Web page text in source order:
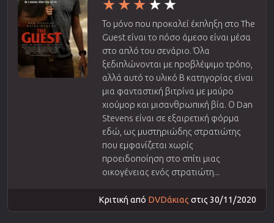
Το μόνο που προκαλεί έκπληξη στο The
Guest είναι το πόσο άμεσο είναι μέσα
στο απλό του σενάριο. Όλα
ξεδιπλώνονται με προβλέψιμο τρόπο,
αλλά αυτό το υλικό Β κατηγορίας είναι
μια φανταστική βιτρίνα με μαύρο
χιούμορ και μισανθρωπική βία. Ο Dan
Stevens είναι σε εξαιρετική φόρμα
εδώ, ως μυστηριώδης στρατιώτης
που εμφανίζεται χωρίς
προειδοποίηση στο σπίτι μιας
οικογένειας ενός στρατιώτη...
Κριτική από DVDάκιας στις 30/11/2020